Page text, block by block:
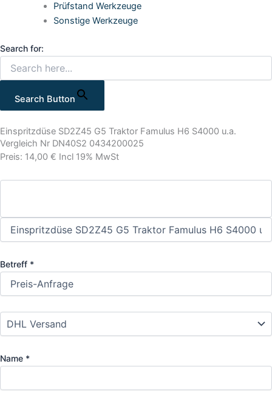
Prüfstand Werkzeuge
Sonstige Werkzeuge
Search for:
Search Button
Einspritzdüse SD2Z45 G5 Traktor Famulus H6 S4000 u.a.
Vergleich Nr DN40S2 0434200025
Preis: 14,00 € Incl 19% MwSt
Betreff *
Name *